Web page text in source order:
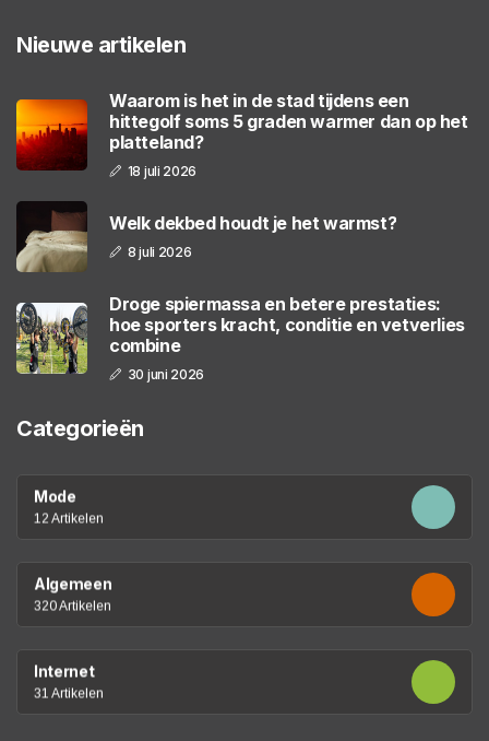
Nieuwe artikelen
Waarom is het in de stad tijdens een
hittegolf soms 5 graden warmer dan op het
platteland?
18 juli 2026
Welk dekbed houdt je het warmst?
8 juli 2026
Droge spiermassa en betere prestaties:
hoe sporters kracht, conditie en vetverlies
combine
30 juni 2026
Categorieën
Mode
12 Artikelen
Algemeen
320 Artikelen
Internet
31 Artikelen